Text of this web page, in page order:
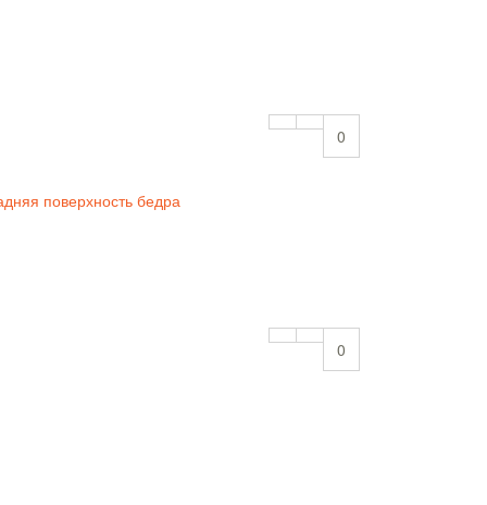
0
поверхность бедра
0